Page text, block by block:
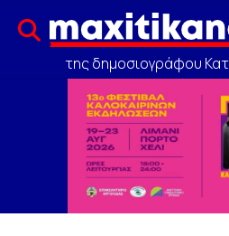
της δημοσιογράφου